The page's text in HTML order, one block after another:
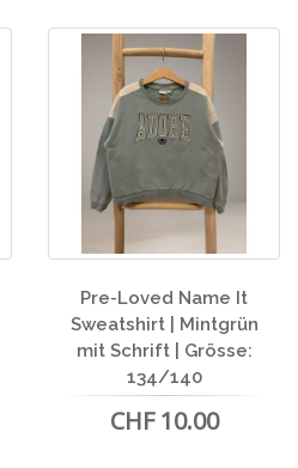
Pre-Loved Name It
Sweatshirt | Mintgrün
mit Schrift | Grösse:
134/140
CHF 10.00